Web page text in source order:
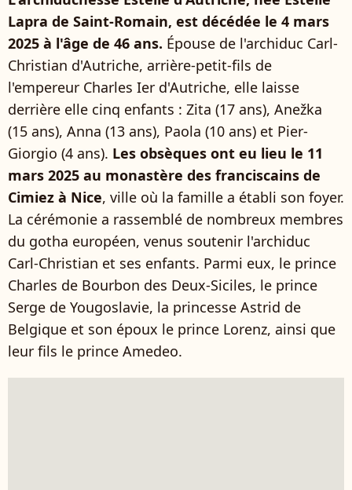
Lapra de Saint-Romain, est décédée le 4 mars
2025 à l'âge de 46 ans. Épouse de l'archiduc Carl-
Christian d'Autriche, arrière-petit-fils de
l'empereur Charles Ier d'Autriche, elle laisse
derrière elle cinq enfants : Zita (17 ans), Anežka
(15 ans), Anna (13 ans), Paola (10 ans) et Pier-
Giorgio (4 ans). Les obsèques ont eu lieu le 11
mars 2025 au monastère des franciscains de
Cimiez à Nice, ville où la famille a établi son foyer.
La cérémonie a rassemblé de nombreux membres
du gotha européen, venus soutenir l'archiduc
Carl-Christian et ses enfants. Parmi eux, le prince
Charles de Bourbon des Deux-Siciles, le prince
Serge de Yougoslavie, la princesse Astrid de
Belgique et son époux le prince Lorenz, ainsi que
leur fils le prince Amedeo.